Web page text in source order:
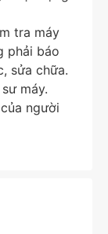
tra máy
phải báo
sửa chữa.
máy.
người